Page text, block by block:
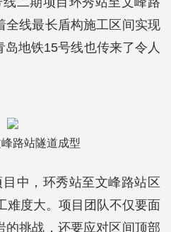
全线最长盾构施工区间实现
地铁15号线也传来了令人
路站隧道成型
中，环秀站至文峰路站区
难度大。项目团队不仅要面
的挑战，还要应对区间顶部